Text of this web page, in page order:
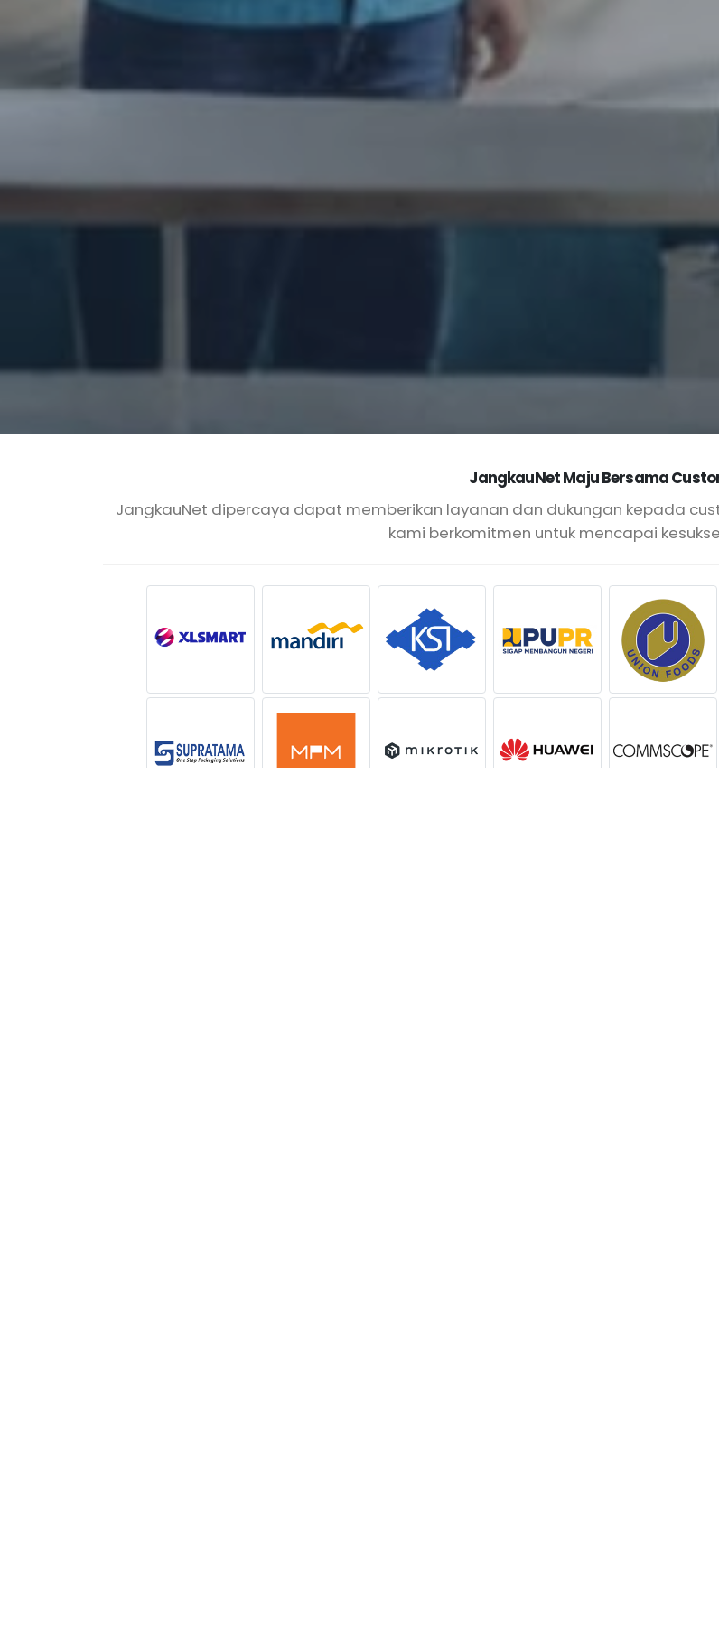
JangkauNet Maju Bersama
JangkauNet dipercaya dapat memberikan layanan dan dukungan kepada
kami berkomitmen untuk mencapai